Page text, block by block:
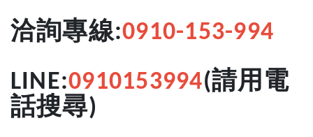
洽詢專線:0910-153-994
LINE:0910153994(請用電
話搜尋)